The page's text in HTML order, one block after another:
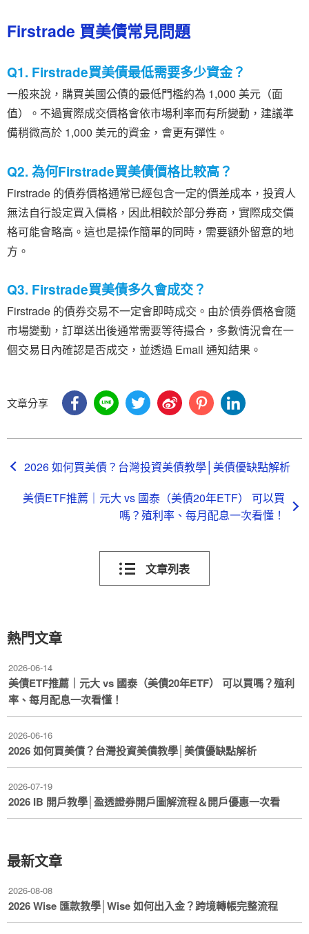
Firstrade 買美債常見問題
Q1. Firstrade買美債最低需要多少資金？
一般來說，購買美國公債的最低門檻約為 1,000 美元（面
值）。不過實際成交價格會依市場利率而有所變動，建議準
備稍微高於 1,000 美元的資金，會更有彈性。
Q2. 為何Firstrade買美債價格比較高？
Firstrade 的債券價格通常已經包含一定的價差成本，投資人
無法自行設定買入價格，因此相較於部分券商，實際成交價
格可能會略高。這也是操作簡單的同時，需要額外留意的地
方。
Q3. Firstrade買美債多久會成交？
Firstrade 的債券交易不一定會即時成交。由於債券價格會隨
市場變動，訂單送出後通常需要等待撮合，多數情況會在一
個交易日內確認是否成交，並透過 Email 通知結果。
文章分享
2026 如何買美債？台灣投資美債教學│美債優缺點解析
美債ETF推薦｜元大 vs 國泰（美債20年ETF） 可以買
嗎？殖利率、每月配息一次看懂！
文章列表
熱門文章
2026-06-14
美債ETF推薦｜元大 vs 國泰（美債20年ETF） 可以買嗎？殖利
率、每月配息一次看懂！
2026-06-16
2026 如何買美債？台灣投資美債教學│美債優缺點解析
2026-07-19
2026 IB 開戶教學│盈透證券開戶圖解流程＆開戶優惠一次看
最新文章
2026-08-08
2026 Wise 匯款教學│Wise 如何出入金？跨境轉帳完整流程